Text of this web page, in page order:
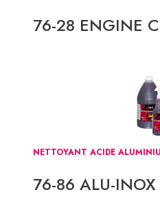
76-28 ENGINE
NETTOYANT ACIDE
76-86 ALU-